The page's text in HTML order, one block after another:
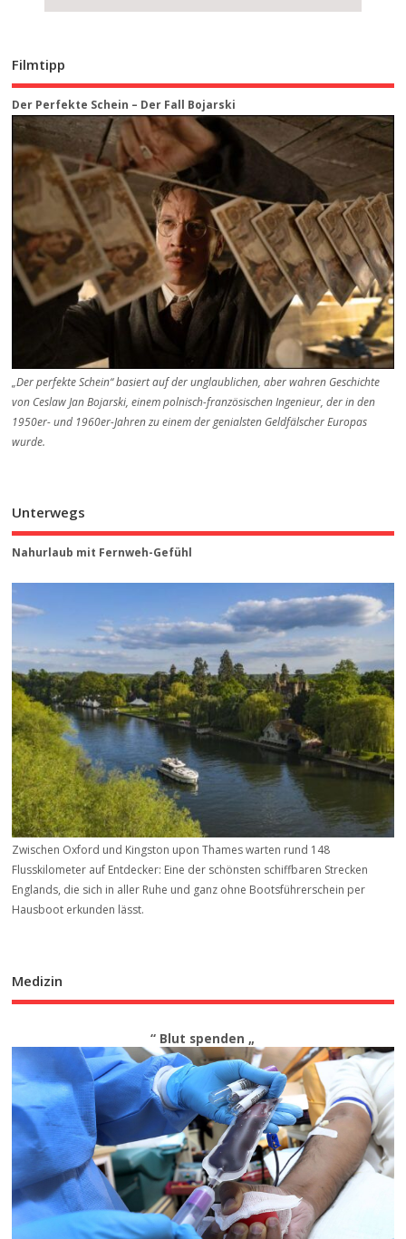
Filmtipp
Der Perfekte Schein – Der Fall Bojarski
„Der perfekte Schein“ basiert auf der unglaublichen, aber wahren Geschichte
von Ceslaw Jan Bojarski, einem polnisch-französischen Ingenieur, der in den
1950er- und 1960er-Jahren zu einem der genialsten Geldfälscher Europas
wurde.
Unterwegs
Nahurlaub mit Fernweh-Gefühl
Zwischen Oxford und Kingston upon Thames warten rund 148
Flusskilometer auf Entdecker: Eine der schönsten schiffbaren Strecken
Englands, die sich in aller Ruhe und ganz ohne Bootsführerschein per
Hausboot erkunden lässt.
Medizin
“ Blut spenden „